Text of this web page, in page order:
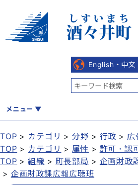
English・中文
メニュー
くらし 健康・福祉 教育・文化
TOP カテゴリ 分野 行政
広
TOP
カテゴリ 属性
許可・認
TOP
組織 町長部局
企画財政
企画財政課広報広聴班